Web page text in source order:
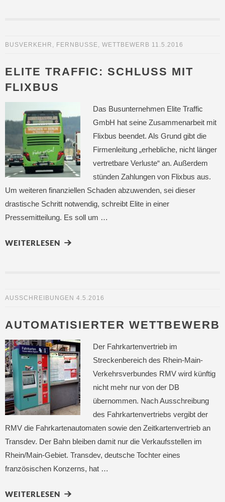
BUSVERKEHR , FERNBUSSE, WETTBEWERB 11.5.2016
ELITE TRAFFIC: SCHLUSS MIT
FLIXBUS
Das Busunternehmen Elite Traffic
GmbH hat seine Zusammenarbeit mit
Flixbus beendet. Als Grund gibt die
Firmenleitung „erhebliche, nicht länger
vertretbare Verluste“ an. Außerdem
stünden Zahlungen von Flixbus aus.
Um weiteren finanziellen Schaden abzuwenden, sei dieser
drastische Schritt notwendig, schreibt Elite in einer
Pressemitteilung. Es soll um …
WEITERLESEN
AUSSCHREIBUNGEN 4.5.2016
AUTOMATISIERTER WETTBEWERB
Der Fahrkartenvertrieb im
Streckenbereich des Rhein-Main-
Verkehrsverbundes RMV wird künftig
nicht mehr nur von der DB
übernommen. Nach Ausschreibung
des Fahrkartenvertriebs vergibt der
RMV die Fahrkartenautomaten sowie den Zeitkartenvertrieb an
Transdev. Der Bahn bleiben damit nur die Verkaufsstellen im
Rhein/Main-Gebiet. Transdev, deutsche Tochter eines
französischen Konzerns, hat …
WEITERLESEN